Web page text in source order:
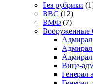
Без рубрики
ВВС (12)
ВМФ (7)
Вооруженные
Адмирал
Адмирал
Адмирал
Вице-
Генерал